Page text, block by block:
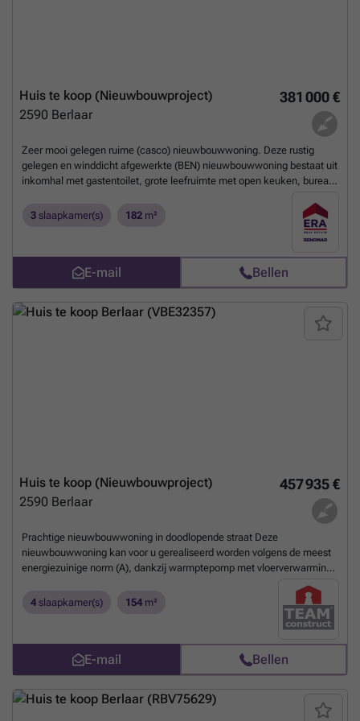
381 000 €
Huis te koop (Nieuwbouwproject)
2590 Berlaar
Zeer mooi gelegen ruime (casco) nieuwbouwwoning. Deze rustig
gelegen en winddicht afgewerkte (BEN) nieuwbouwwoning bestaat uit
inkomhal met gastentoilet, grote leefruimte met open keuken, bureau
volwaardige slaapkamers waarvan 1 met dressing, toilet en
badkamer. Bijzonderheden: - Verdere afwerking ook mogelijk - Mooie
Meer weten?
3 slaapkamer(s) 182 m²
E-mail Bellen
457 935 €
Huis te koop (Nieuwbouwproject)
2590 Berlaar
Prachtige nieuwbouwwoning in doodlopende straat Deze
nieuwbouwwoning kan voor u gerealiseerd worden volgens de meest
energiezuinige norm (A), dankzij warmptepomp met vloerverwarming,
ventilatie D, driedubbele beglazing en 12 zonnepanelen (5820 watt
piek). Zowel de architectuur, indeling als afwerking kunnen nog
gewijzigd worden volgens uw smaak. Dit project bedraagt ALL-IN: €
540.451 (Grond + registratie + notaris + woning + 6% btw mogelijk +
aansluiting nutsvoorziening). Contacteer ons via: ### of ###Meer
4 slaapkamer(s) 154 m²
E-mail Bellen